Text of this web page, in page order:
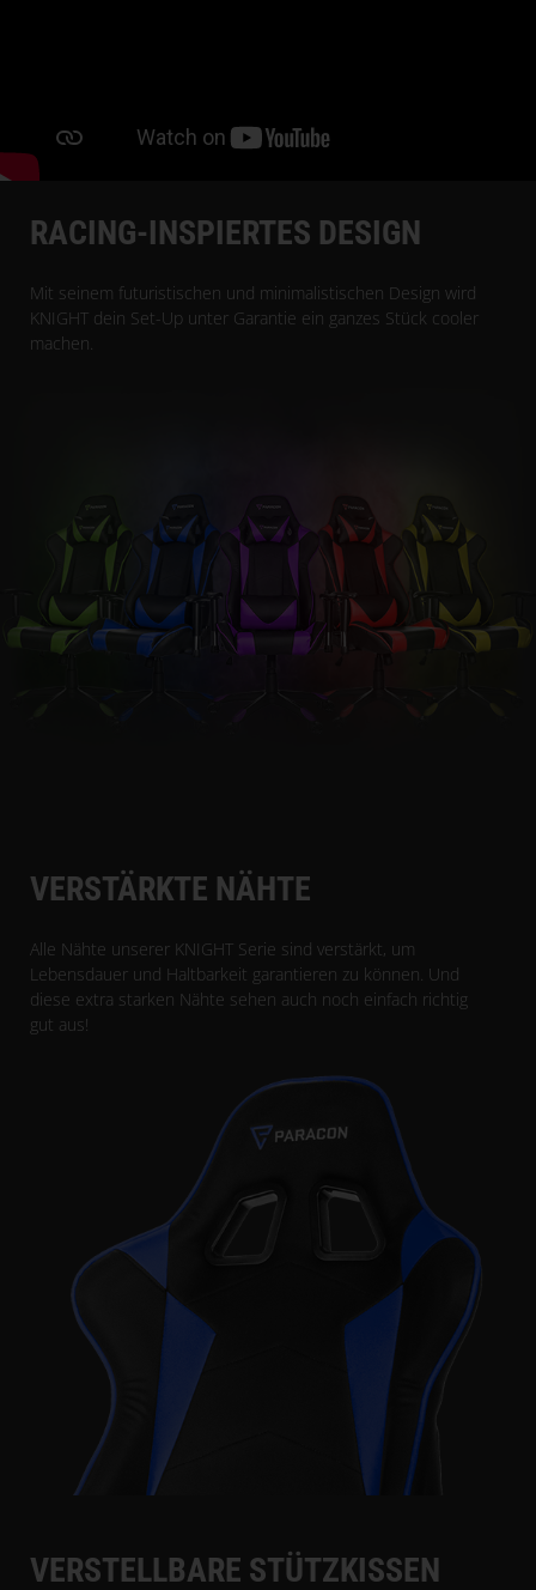
RACING-INSPIERTES DESIGN
Mit seinem futuristischen und minimalistischen Design wird
KNIGHT dein Set-Up unter Garantie ein ganzes Stück cooler
machen.
VERSTÄRKTE NÄHTE
Alle Nähte unserer KNIGHT Serie sind verstärkt, um
Lebensdauer und Haltbarkeit garantieren zu können. Und
diese extra starken Nähte sehen auch noch einfach richtig
gut aus!
VERSTELLBARE STÜTZKISSEN